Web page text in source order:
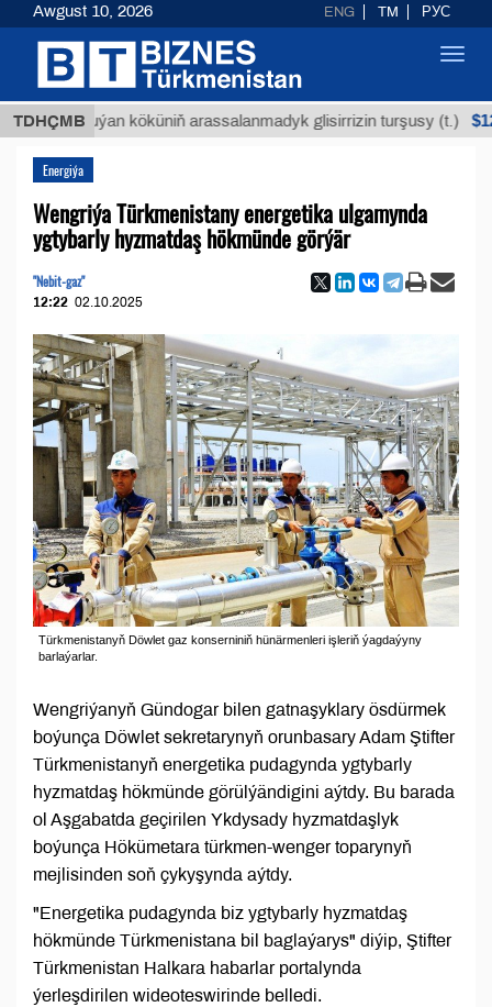
TDHÇMB
Buýan köküniň arassalanmadyk glisirrizin turşusy (t.) $12935,18
Energiýa
Wengriýa Türkmenistany energetika ulgamynda
ygtybarly hyzmatdaş hökmünde görýär
"Nebit-gaz"
12:22 02.10.2025
Türkmenistanyň Döwlet gaz konserniniň hünärmenleri işleriň ýagdaýyny
barlaýarlar.
Wengriýanyň Gündogar bilen gatnaşyklary ösdürmek
boýunça Döwlet sekretarynyň orunbasary Adam Ştifter
Türkmenistanyň energetika pudagynda ygtybarly
hyzmatdaş hökmünde görülýändigini aýtdy. Bu barada
ol Aşgabatda geçirilen Ykdysady hyzmatdaşlyk
boýunça Hökümetara türkmen-wenger toparynyň
mejlisinden soň çykyşynda aýtdy.
"Energetika pudagynda biz ygtybarly hyzmatdaş
hökmünde Türkmenistana bil baglaýarys" diýip, Ştifter
Türkmenistan Halkara habarlar portalynda
ýerleşdirilen wideoteswirinde belledi.
Awgust 10, 2026 ENG TM РУС